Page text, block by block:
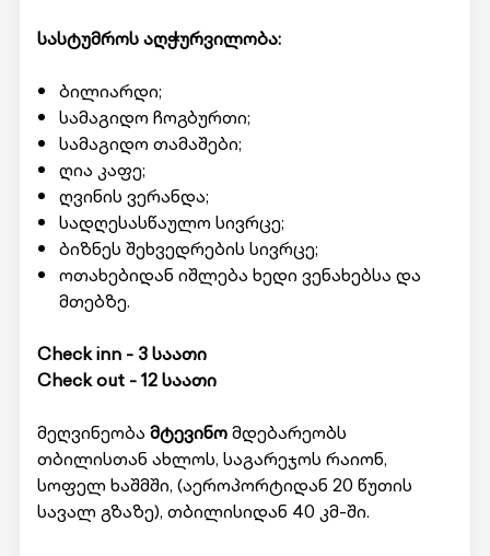
სასტუმროს აღჭურვილობა:
ბილიარდი;
სამაგიდო ჩოგბურთი;
სამაგიდო თამაშები;
ღია კაფე;
ღვინის ვერანდა;
სადღესასწაულო სივრცე;
ბიზნეს შეხვედრების სივრცე;
ოთახებიდან იშლება ხედი ვენახებსა და
მთებზე.
Check inn - 3 საათი
Check out - 12 საათი
მეღვინეობა მტევინომდებარეობს
თბილისთან ახლოს, საგარეჯოს რაიონ,
სოფელ ხაშმში, (აეროპორტიდან 20 წუთის
სავალ გზაზე), თბილისიდან 40 კმ-ში.